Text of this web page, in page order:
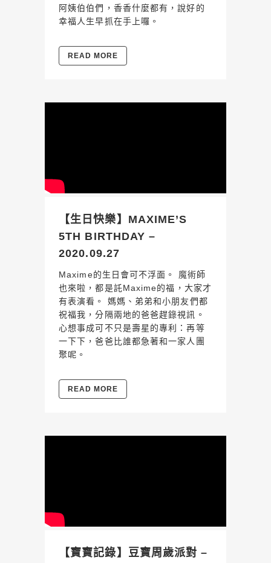
阿姨伯伯們，香香什麼都有，說好的
幸福人生早抓在手上囉。
READ MORE
【生日快樂】MAXIME’S
5TH BIRTHDAY –
2020.09.27
Maxime的生日會可不浮面。 魔術師
也來啦，都是託Maxime的福，大家才
有表演看。 媽媽、弟弟和小朋友們都
祝福我，分隔兩地的爸爸趕錄視訊。
心想事成可不只是壽星的專利：再等
一下下，爸爸比誰都急著和一家人團
聚呢。
READ MORE
【寶寶記錄】豆寶周歲派對 –